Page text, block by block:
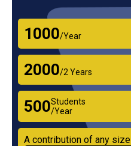
₹1000/Year
₹2000/2 Years
₹500Students
/Year
A contribution of any size